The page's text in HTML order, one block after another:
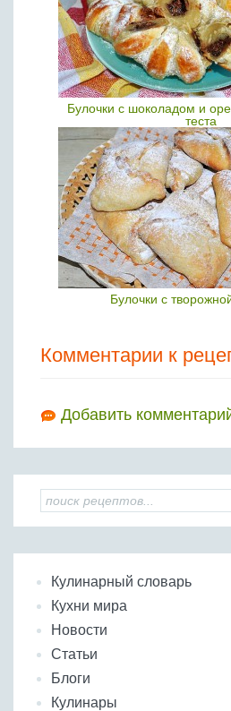
Булочки с шоколадом и
теста
Булочки с
Комментарии к
Добавить
Кулинарный словарь
Кухни мира
Новости
Статьи
Блоги
Кулинары